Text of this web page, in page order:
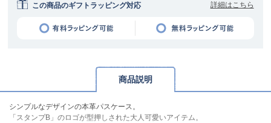
この商品のギフトラッピング対応 詳細はこちら
商品説明
シンプルなデザインの本革パスケース。
「スタンプB」のロゴが型押しされた大人可愛いアイテム。